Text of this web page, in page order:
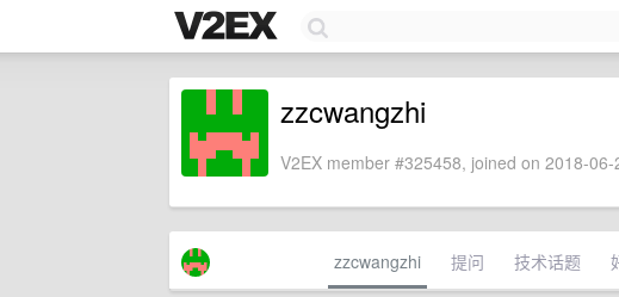
zzcwangzhi
V2EX member #325458, joined on 2018-
zzcwangzhi 提问 技术话题